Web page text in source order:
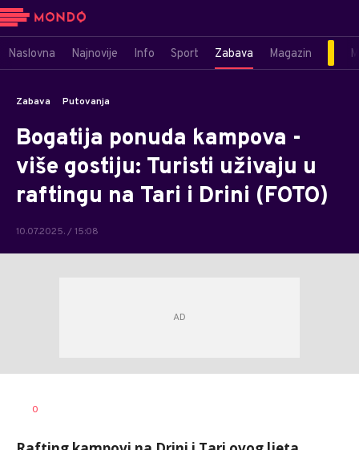
Naslovna Najnovije Info Sport Zabava Magazin
Zabava Putovanja
Bogatija ponuda kampova -
više gostiju: Turisti uživaju u
raftingu na Tari i Drini (FOTO)
10.07.2025. / 15:08
AUTOR
0